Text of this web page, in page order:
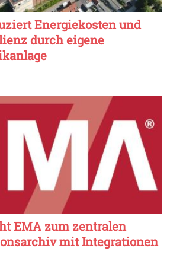
Energiekosten und
durch eigene
EMA zum zentralen
mit Integrationen